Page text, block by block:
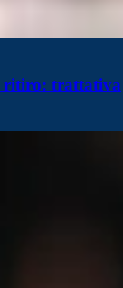
ritiro: trattativa